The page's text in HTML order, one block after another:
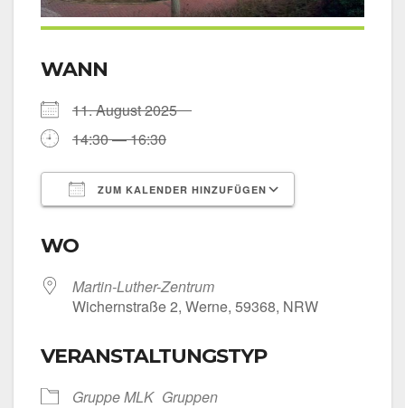
WANN
11. August 2025
14:30 — 16:30
ZUM KALENDER HINZUFÜGEN
WO
Martin-Luther-Zentrum
Wichern­stra­ße 2, Wer­ne, 59368, NRW
VERANSTALTUNGSTYP
Grup­pe MLK Grup­pen